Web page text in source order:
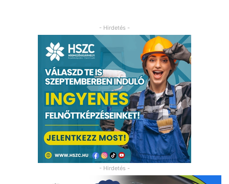
- Hirdetés -
- Hirdetés -